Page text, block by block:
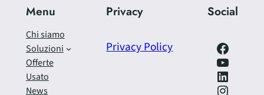
Menu
Chi siamo
Soluzioni
Offerte
Usato
News
Privacy
Privacy Policy
Social
Facebook
https://www.youtube.com/@SfrecciAzzurra
LinkedIn
Instagram